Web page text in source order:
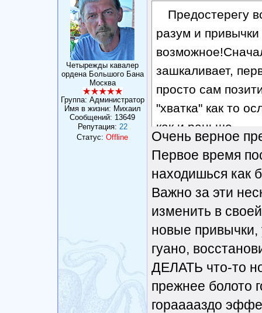
Четырежды кавалер
ордена Большого Бана
Москва
Группа: Администратор
Имя в жизни: Михаил
Сообщений: 13649
Репутация: 22
Статус: Offline
Предостерегу
разум и
зашкаливает,
просто сам
"хватка" как то
как и раньше..
Очень верное
Первое время
находишься как
Важно за эти
изменить в
новые
гуано,
ДЕЛАТЬ что-то
прежнее болото
горааааздо